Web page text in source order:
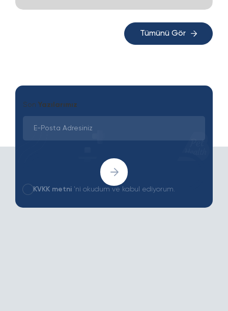
Tümünü Gör
Son Yazılarımız
KVKK metni 'ni okudum ve kabul ediyorum.